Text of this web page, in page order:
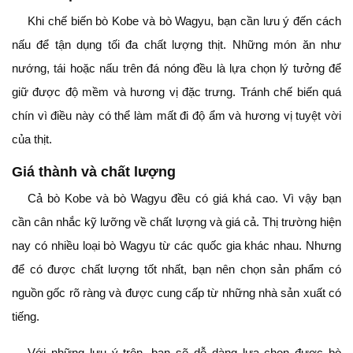
Khi chế biến bò Kobe và bò Wagyu, bạn cần lưu ý đến cách
nấu để tận dụng tối đa chất lượng thịt. Những món ăn như
nướng, tái hoặc nấu trên đá nóng đều là lựa chọn lý tưởng để
giữ được độ mềm và hương vị đặc trưng. Tránh chế biến quá
chín vì điều này có thể làm mất đi độ ẩm và hương vị tuyệt vời
của thịt.
Giá thành và chất lượng
Cả bò Kobe và bò Wagyu đều có giá khá cao. Vì vậy bạn
cần cân nhắc kỹ lưỡng về chất lượng và giá cả. Thị trường hiện
nay có nhiều loại bò Wagyu từ các quốc gia khác nhau. Nhưng
để có được chất lượng tốt nhất, bạn nên chọn sản phẩm có
nguồn gốc rõ ràng và được cung cấp từ những nhà sản xuất có
tiếng.